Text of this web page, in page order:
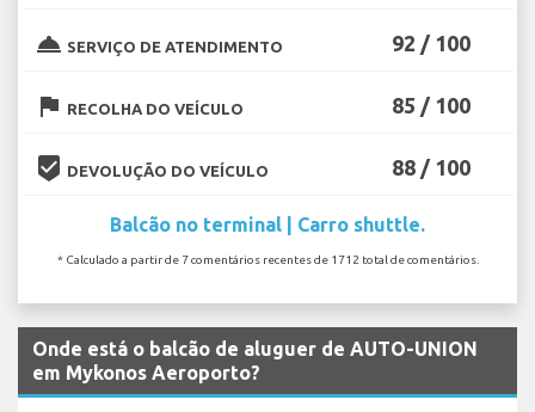
room_service SERVIÇO DE ATENDIMENTO 92 / 100
flag RECOLHA DO VEÍCULO 85 / 100
beenhere DEVOLUÇÃO DO VEÍCULO 88 / 100
Balcão no terminal | Carro shuttle.
* Calculado a partir de 7 comentários recentes de 1712 total de comentários.
Onde está o balcão de aluguer de AUTO-UNION
em Mykonos Aeroporto?